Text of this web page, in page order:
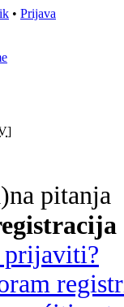
• Prijava
]
pitanja
prijaviti?